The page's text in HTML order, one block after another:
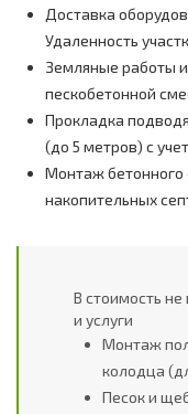
Доставка
Удаленность
Земляные работы
пескобетонной
Прокладка
(до 5 метров) с
Монтаж бетонного
накопительных
В стоимость
и услуги
Монтаж
колодца
Песок и